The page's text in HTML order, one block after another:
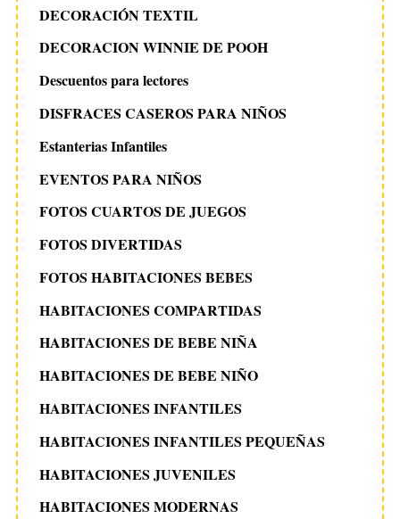
DECORACIÓN TEXTIL
DECORACION WINNIE DE POOH
Descuentos para lectores
DISFRACES CASEROS PARA NIÑOS
Estanterias Infantiles
EVENTOS PARA NIÑOS
FOTOS CUARTOS DE JUEGOS
FOTOS DIVERTIDAS
FOTOS HABITACIONES BEBES
HABITACIONES COMPARTIDAS
HABITACIONES DE BEBE NIÑA
HABITACIONES DE BEBE NIÑO
HABITACIONES INFANTILES
HABITACIONES INFANTILES PEQUEÑAS
HABITACIONES JUVENILES
HABITACIONES MODERNAS